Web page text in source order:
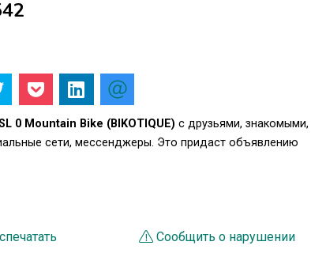
0 Mountain Bike (BIKOTIQUE) с друзьями, знакомыми,
сети, мессенджеры. Это придаст объявлению
Сообщить о нарушении